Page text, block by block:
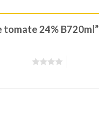
tomate 24% B720ml”